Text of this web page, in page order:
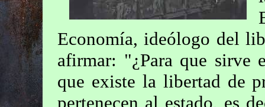
Economía, ideólogo del
afirmar: "¿Para que sirve
que existe la libertad de
pertenecen al estado, es